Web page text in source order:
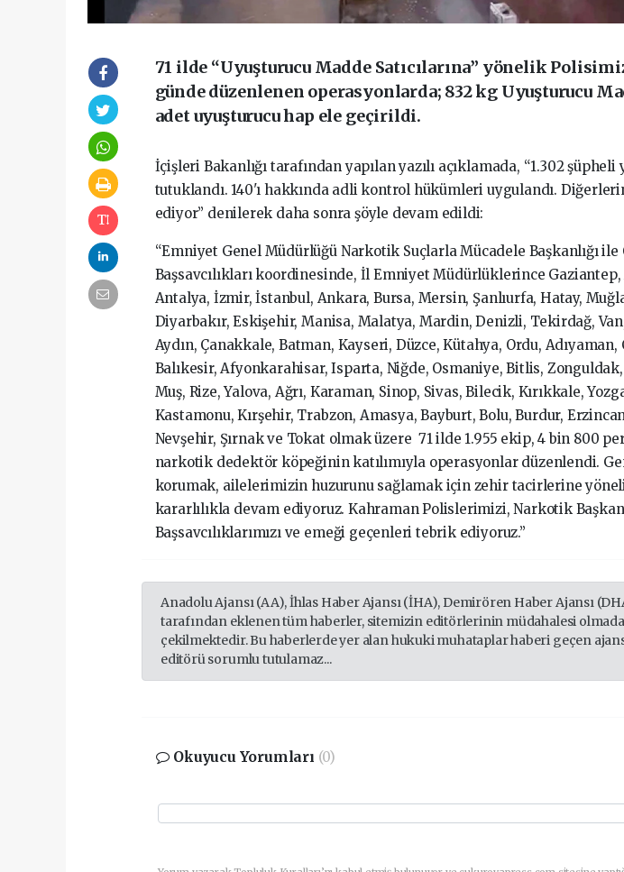
71 ilde “Uyuşturucu Madde Satıcılarına” yönelik
günde düzenlenen operasyonlarda; 832 kg Uyuşturucu
adet uyuşturucu hap ele geçirildi.
İçişleri Bakanlığı tarafından yapılan yazılı açıklamada, “1.302 şüpheli
tutuklandı. 140'ı hakkında adli kontrol hükümleri uygulandı.
ediyor” denilerek daha sonra şöyle devam edildi:
“Emniyet Genel Müdürlüğü Narkotik Suçlarla Mücadele Başkanlığı
Başsavcılıkları koordinesinde, İl Emniyet Müdürlüklerince Gaziantep,
Antalya, İzmir, İstanbul, Ankara, Bursa, Mersin, Şanlıurfa, Hatay,
Diyarbakır, Eskişehir, Manisa, Malatya, Mardin, Denizli, Tekirdağ,
Aydın, Çanakkale, Batman, Kayseri, Düzce, Kütahya, Ordu,
Balıkesir, Afyonkarahisar, Isparta, Niğde, Osmaniye, Bitlis, Zonguldak,
Muş, Rize, Yalova, Ağrı, Karaman, Sinop, Sivas, Bilecik, Kırıkkale,
Kastamonu, Kırşehir, Trabzon, Amasya, Bayburt, Bolu, Burdur,
Nevşehir, Şırnak ve Tokat olmak üzere 71 ilde 1.955 ekip, 4 bin 800
narkotik dedektör köpeğinin katılımıyla operasyonlar düzenlendi.
korumak, ailelerimizin huzurunu sağlamak için zehir tacirlerine
kararlılıkla devam ediyoruz. Kahraman Polislerimizi, Narkotik
Başsavcılıklarımızı ve emeği geçenleri tebrik ediyoruz.”
Anadolu Ajansı (AA), İhlas Haber Ajansı (İHA), Demirören Haber Ajansı
tarafından eklenen tüm haberler, sitemizin editörlerinin müdahalesi
çekilmektedir. Bu haberlerde yer alan hukuki muhataplar haberi geçen
editörü sorumlu tutulamaz...
Okuyucu Yorumları (0)